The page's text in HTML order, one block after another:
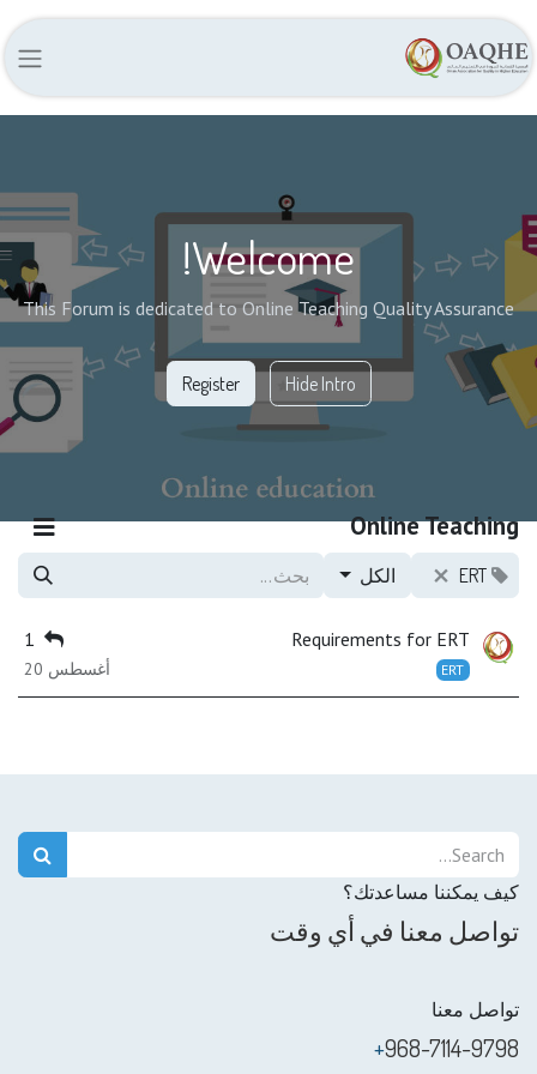
Welcome!
This Forum is dedicated to Online Teaching Quality Assurance
Hide Intro
Register
Online Teaching
ERT الكل
Requirements for ERT
ERT أغسطس 20
كيف يمكننا مساعدتك؟
تواصل معنا في أي وقت
تواصل معنا
+968-7114-9798